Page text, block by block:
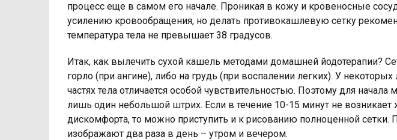
процесс еще в самом его начале. Проникая в кожу и кровеносные
усилению кровообращения, но делать противокашлевую сетку
температура тела не превышает 38 градусов.
Итак, как вылечить сухой кашель методами домашней йодотерапии?
горло (при ангине), либо на грудь (при воспалении легких). У
частях тела отличается особой чувствительностью. Поэтому для начала
лишь один небольшой штрих. Если в течение 10-15 минут не возникает
дискомфорта, то можно приступить и к рисованию полноценной сетки.
изображают два раза в день – утром и вечером.